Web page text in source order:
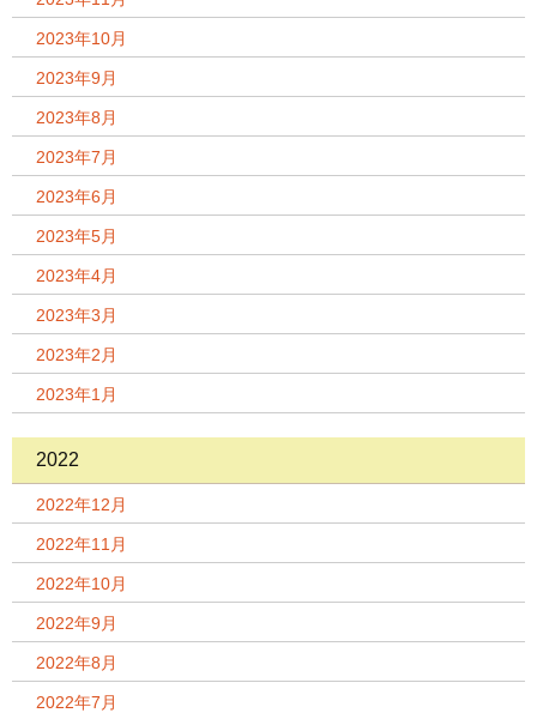
2023年10月
2023年9月
2023年8月
2023年7月
2023年6月
2023年5月
2023年4月
2023年3月
2023年2月
2023年1月
2022
2022年12月
2022年11月
2022年10月
2022年9月
2022年8月
2022年7月